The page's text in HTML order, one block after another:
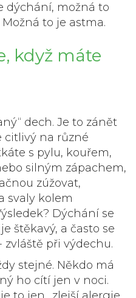
dýchání, možná to
to je astma.
když máte
dech. Je to zánět
citlivý na různé
s pylu, kouřem,
silným zápachem,
zúžovat,
svaly kolem
Dýchání se
štěkavý, a často se
při výdechu.
stejné. Někdo má
ho cítí jen v noci.